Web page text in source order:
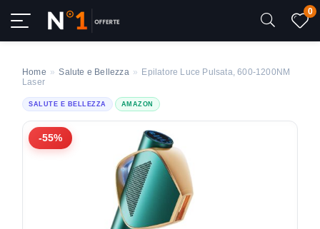
0
Home » Salute e Bellezza » Epilatore Luce Pulsata, 600-1200NM
Laser
SALUTE E BELLEZZA AMAZON
-55%